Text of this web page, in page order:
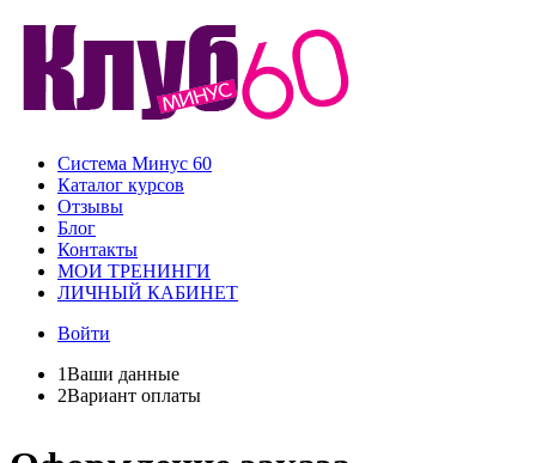
Система Минус 60
Каталог курсов
Отзывы
Блог
Контакты
МОИ ТРЕНИНГИ
ЛИЧНЫЙ КАБИНЕТ
Войти
1Ваши данные
2Вариант оплаты